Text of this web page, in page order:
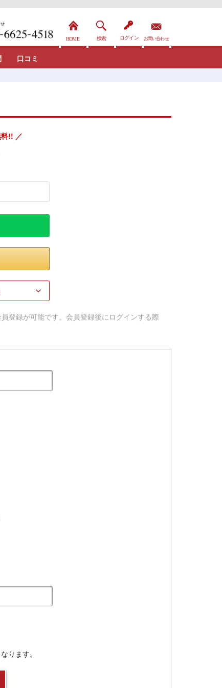
口コミ
!! ／
登録が可能です。会員登録後にログインする際
ります。